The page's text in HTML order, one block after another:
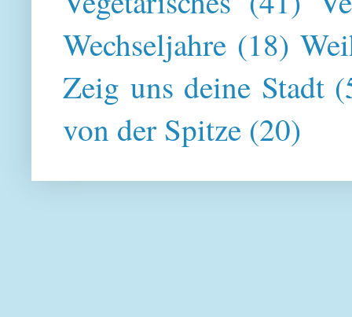
Wechseljahre (18)
Zeig uns deine Stadt
von der Spitze (20)